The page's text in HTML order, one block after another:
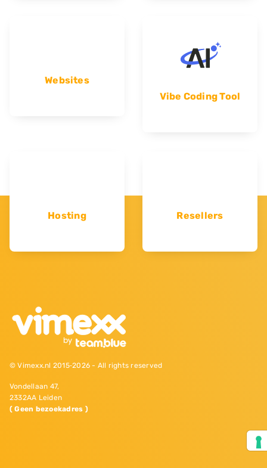
Websites
Vibe Coding Tool
Hosting Resellers
© Vimexx.nl 2015‐2026 - All rights reserved
Vondellaan 47,
2332AA Leiden
( Geen bezoekadres )